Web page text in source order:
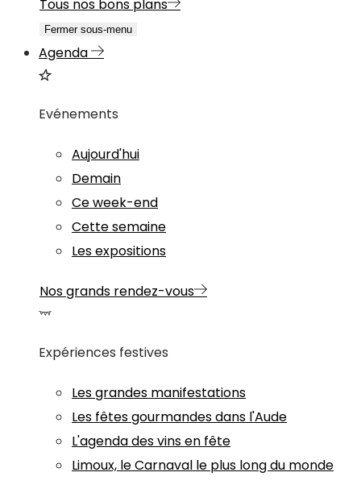
Tous nos bons plans
Fermer sous-menu
Agenda
Evénements
Aujourd'hui
Demain
Ce week-end
Cette semaine
Les expositions
Nos grands rendez-vous
Expériences festives
Les grandes manifestations
Les fêtes gourmandes dans l'Aude
L'agenda des vins en fête
Limoux, le Carnaval le plus long du monde